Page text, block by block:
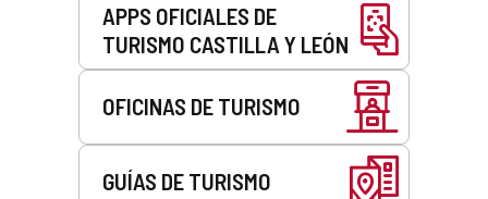
APPS OFICIALES DE
TURISMO CASTILLA Y LEÓN
OFICINAS DE TURISMO
GUÍAS DE TURISMO